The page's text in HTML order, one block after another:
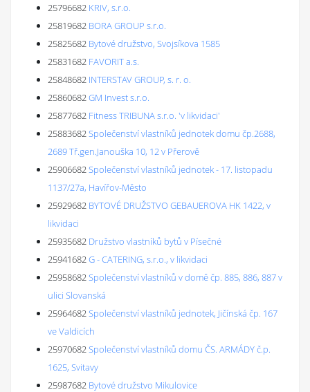
25796682 KRIV, s.r.o.
25819682 BORA GROUP s.r.o.
25825682 Bytové družstvo, Svojsíkova 1585
25831682 FAVORIT a.s.
25848682 INTERSTAV GROUP, s. r. o.
25860682GM Invest s.r.o.
25877682 Fitness TRIBUNA s.r.o. 'v likvidaci'
25883682Společenství vlastníků jednotek domu čp.2688,
2689 Tř.gen.Janouška 10, 12 v Přerově
25906682Společenství vlastníků jednotek - 17. listopadu
1137/27a, Havířov-Město
25929682 BYTOVÉ DRUŽSTVO GEBAUEROVA HK 1422, v
likvidaci
25935682 Družstvo vlastníků bytů v Písečné
25941682G - CATERING, s.r.o., v likvidaci
25958682Společenství vlastníků v domě čp. 885, 886, 887 v
ulici Slovanská
25964682Společenství vlastníků jednotek, Jičínská čp. 167
ve Valdicích
25970682Společenství vlastníků domu ČS. ARMÁDY č.p.
1625, Svitavy
25987682 Bytové družstvo Mikulovice